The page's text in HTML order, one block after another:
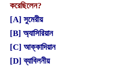
করেছিলেন?
[A] সুমেরীয়
[B] অ্যাসিরিয়ান
[C] আক্কাদিয়ান
[D] ব্যাবিলনীয়